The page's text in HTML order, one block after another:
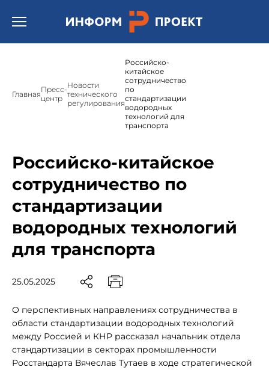
Открыть бургер меню.
ГлавнаяПресс-
центр
Новости
технического
регулирования
Российско-
китайское
сотрудничество
по
стандартизации
водородных
технологий для
транспорта
Российско-китайское
сотрудничество по
стандартизации
водородных технологий
для транспорта
25.05.2025
О перспективных направлениях сотрудничества в
области стандартизации водородных технологий
между Россией и КНР рассказал начальник отдела
стандартизации в секторах промышленности
Росстандарта Вячеслав Тутаев в ходе стратегической